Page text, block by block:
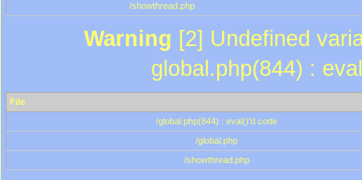
/showthread.php
Warning [2] Undefined
global.php(844) :
File
/global.php(844) : eval()'d code
/global.php
/showthread.php